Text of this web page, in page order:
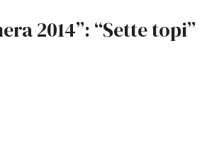
2014”: “Sette topi”